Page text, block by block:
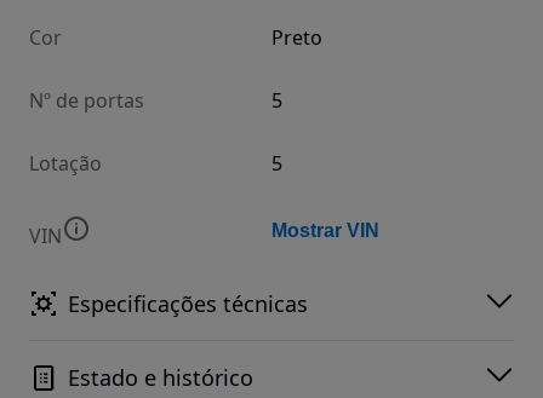
Cor Preto
Nº de portas 5
Lotação 5
VIN Mostrar VIN
Especificações técnicas
Estado e histórico